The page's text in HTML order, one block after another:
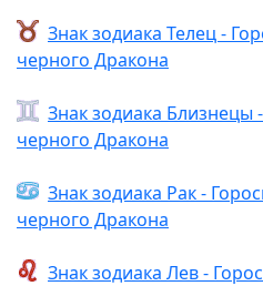
Знак зодиака Телец -
черного Дракона
Знак зодиака Близнецы
черного Дракона
Знак зодиака Рак -
черного Дракона
Знак зодиака Лев -